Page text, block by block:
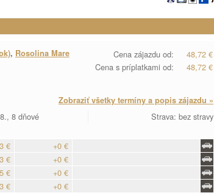
Cena zájazdu od:
48,72 €
Cena s príplatkami od:
48,72 €
, Rosolina Mare
Zobraziť všetky termíny a popis zájazdu »
8 dňové Strava: bez stravy
€
+0 €
€
+0 €
€
+0 €
€
+0 €